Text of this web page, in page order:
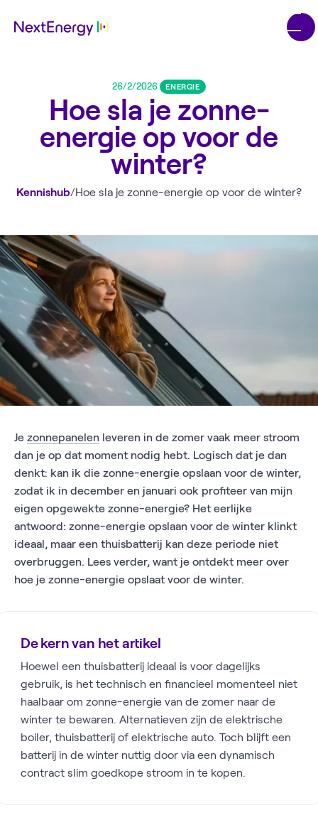
26/2/2026 ENERGIE
Hoe sla je zonne-
energie op voor de
winter?
Kennishub/Hoe sla je zonne-energie op voor de winter?
Je zonnepanelen leveren in de zomer vaak meer stroom
dan je op dat moment nodig hebt. Logisch dat je dan
denkt: kan ik die zonne-energie opslaan voor de winter,
zodat ik in december en januari ook profiteer van mijn
eigen opgewekte zonne-energie? Het eerlijke
antwoord: zonne-energie opslaan voor de winter klinkt
ideaal, maar een thuisbatterij kan deze periode niet
overbruggen. Lees verder, want je ontdekt meer over
hoe je zonne-energie opslaat voor de winter.
De kern van het artikel
Hoewel een thuisbatterij ideaal is voor dagelijks
gebruik, is het technisch en financieel momenteel niet
haalbaar om zonne-energie van de zomer naar de
winter te bewaren. Alternatieven zijn de elektrische
boiler, thuisbatterij of elektrische auto. Toch blijft een
batterij in de winter nuttig door via een dynamisch
contract slim goedkope stroom in te kopen.